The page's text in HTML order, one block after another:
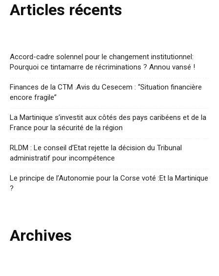
Articles récents
Accord-cadre solennel pour le changement institutionnel:
Pourquoi ce tintamarre de récriminations ? Annou vansé !
Finances de la CTM .Avis du Cesecem : “Situation financière
encore fragile”
La Martinique s’investit aux côtés des pays caribéens et de la
France pour la sécurité de la région
RLDM : Le conseil d’Etat rejette la décision du Tribunal
administratif pour incompétence
Le principe de l’Autonomie pour la Corse voté :Et la Martinique
?
Archives